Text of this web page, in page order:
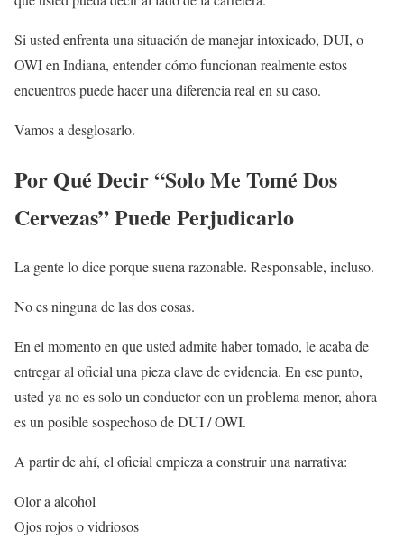
Si usted enfrenta una situación de manejar intoxicado, DUI, o
OWI en Indiana, entender cómo funcionan realmente estos
encuentros puede hacer una diferencia real en su caso.
Vamos a desglosarlo.
Por Qué Decir “Solo Me Tomé Dos
Cervezas” Puede Perjudicarlo
La gente lo dice porque suena razonable. Responsable, incluso.
No es ninguna de las dos cosas.
En el momento en que usted admite haber tomado, le acaba de
entregar al oficial una pieza clave de evidencia. En ese punto,
usted ya no es solo un conductor con un problema menor, ahora
es un posible sospechoso de DUI / OWI.
A partir de ahí, el oficial empieza a construir una narrativa:
Olor a alcohol
Ojos rojos o vidriosos